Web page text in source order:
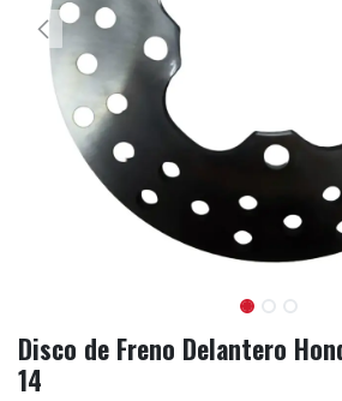
Disco de Freno Delantero
14